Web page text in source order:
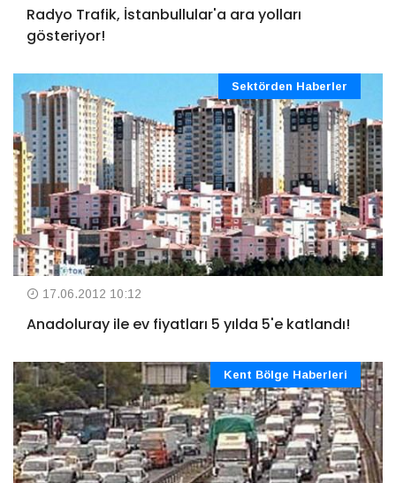
Radyo Trafik, İstanbullular'a ara yolları
gösteriyor!
Sektörden Haberler
17.06.2012 10:12
Anadoluray ile ev fiyatları 5 yılda 5'e katlandı!
Kent Bölge Haberleri